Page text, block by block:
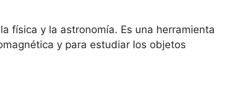
física y la astronomía. Es una herramienta
y para estudiar los objetos